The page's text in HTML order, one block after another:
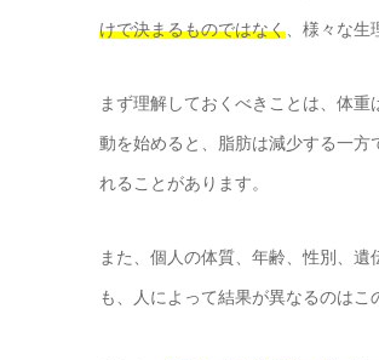
けで決まるものではなく 、様々な
まず理解しておくべきことは、体
動を始めると、脂肪は減少する一
れることがあります。
また、個人の体質、年齢、性別、
も、人によって結果が異なるのはこ